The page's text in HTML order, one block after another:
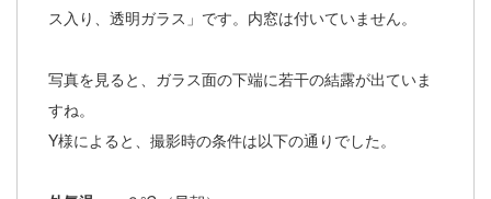
ス入り、透明ガラス」です。内窓は付いていません。
写真を見ると、ガラス面の下端に若干の結露が出ていま
すね。
Y様によると、撮影時の条件は以下の通りでした。